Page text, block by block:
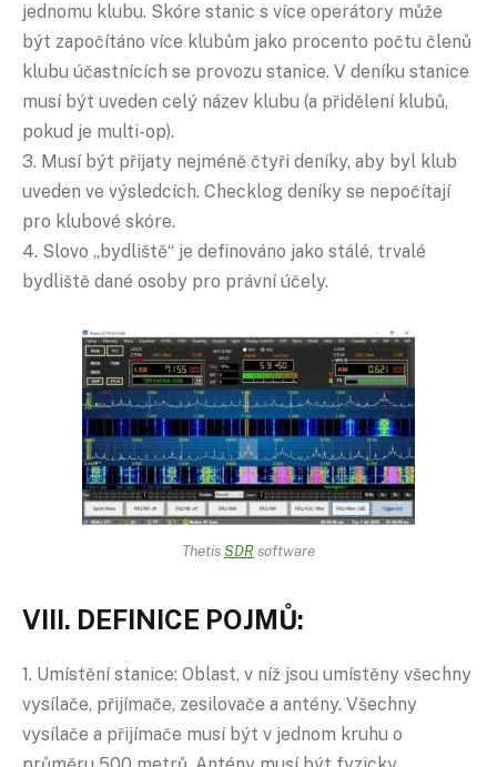
jednomu klubu. Skóre stanic s více operátory může
být započítáno více klubům jako procento počtu členů
klubu účastnících se provozu stanice. V deníku stanice
musí být uveden celý název klubu (a přidělení klubů,
pokud je multi-op).
3. Musí být přijaty nejméně čtyři deníky, aby byl klub
uveden ve výsledcích. Checklog deníky se nepočítají
pro klubové skóre.
4. Slovo „bydliště“ je definováno jako stálé, trvalé
bydliště dané osoby pro právní účely.
ThetisSDRsoftware
VIII. DEFINICE POJMŮ:
1. Umístění stanice: Oblast, v níž jsou umístěny všechny
vysílače, přijímače, zesilovače a antény. Všechny
vysílače a přijímače musí být v jednom kruhu o